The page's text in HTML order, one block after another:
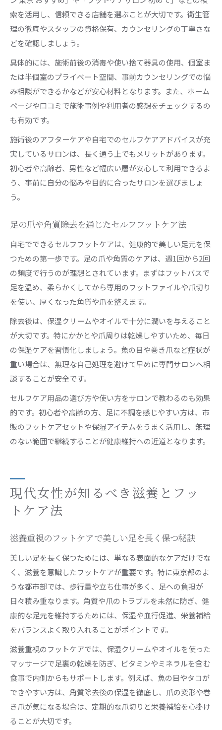
索を活用し、信頼できる店舗を選ぶことが大切です。衛生管
理の徹底やスタッフの資格保有、カウンセリングの丁寧さな
どを確認しましょう。
具体的には、施術前後の消毒や使い捨て器具の使用、個室ま
たは半個室のプライベート空間、事前カウンセリングでの悩
み相談ができるかなどが安心材料となります。また、ホーム
ページや口コミで施術事例や利用者の感想をチェックするの
も有効です。
施術後のアフターケアや自宅でのセルフケアアドバイスが充
実しているサロンは、長く通う上でもメリットがあります。
初心者や高齢者、男性など幅広い層が安心して利用できるよ
う、事前に自分の悩みや目的に合ったサロンを選びましょ
う。
足の爪や角質除去を通じたセルフフットケア法
自宅でできるセルフフットケアは、健康的で美しい足元を保
つための第一歩です。足の爪や角質のケアは、週1回から2回
の頻度で行うのが理想とされています。まずはフットバスで
足を温め、柔らかくしてから専用のフットファイルや爪切り
を使い、厚くなった角質や爪を整えます。
除去後は、保湿クリームやオイルで十分に潤いを与えること
が大切です。特にかかとや爪周りは乾燥しやすいため、毎日
の保湿ケアを習慣化しましょう。魚の目や巻き爪など症状が
重い場合は、無理な自己処理を避けて早めに専門サロンへ相
談することが安全です。
セルフケア用品の選び方や使い方をサロンで教わるのも効果
的です。初心者や高齢の方、足に不調を感じやすい方は、市
販のフットケアセットや保湿アイテムをうまく活用し、無理
のない範囲で継続することが健康維持への近道となります。
現代女性が知るべき滋養とフッ
トケア法
滋養重視のフットケアで美しい足を長く保つ秘訣
美しい足を長く保つためには、単なる表面的なケアだけでな
く、滋養を意識したフットケアが重要です。特に東京都のよ
うな都市部では、歩行量や立ち仕事が多く、足への負担が
日々積み重なります。角質や爪のトラブルを未然に防ぎ、健
康的な足元を維持するためには、保湿や血行促進、栄養補給
をバランスよく取り入れることがポイントです。
滋養重視のフットケアでは、保湿クリームやオイルを使った
マッサージで足裏の乾燥を防ぎ、ビタミンやミネラルを含む
食事で内側からもサポートします。例えば、魚の目やタコが
できやすい方は、角質除去後の保湿を徹底し、爪の変形や巻
き爪が気になる場合は、定期的な爪切りと栄養補給を心掛け
ることが大切です。